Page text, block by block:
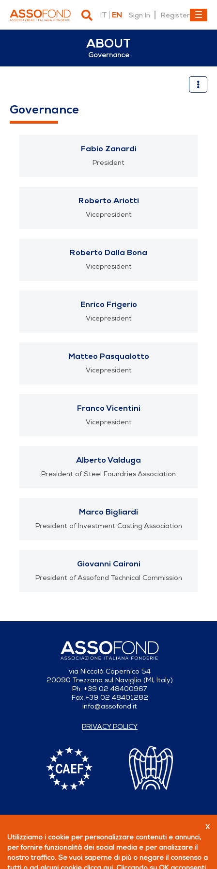
IT EN Sign In Register
ABOUT
Governance
Governance
Fabio Zanardi
President
Roberto Ariotti
Vicepresident
Roberto Dalla Bona
Vicepresident
Enrico Frigerio
Vicepresident
Matteo Pasqualotto
Vicepresident
Franco Vicentini
Vicepresident
Alberto Valduga
President of Steel Foundries Association
Marco Bigliardi
President of Investment Casting Association
Giovanni Caironi
President of Assofond Technical Commission
via Niccolò Copernico 54
20090 Trezzano sul Naviglio (MI, Italy)
Ph. +39 02 48400967
Fax +39 02 48401282
info@assofond.it
PRIVACY POLICY
BECOME A MEMBER
X
Utilizziamo i cookie per personalizzare contenuti e annunci,
per fornire funzionalità dei social media e per analizzare il
nostro traffico. Se vuoi saperne di più o negare il consenso a